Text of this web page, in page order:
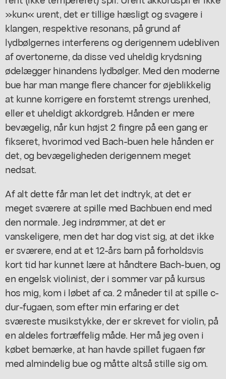
»kun« urent, det er tillige hæsligt og svagere i
klangen, respektive resonans, på grund af
lydbølgernes interferens og derigennem udebliven
af overtonerne, da disse ved uheldig krydsning
ødelægger hinandens lydbølger. Med den moderne
bue har man mange flere chancer for øjeblikkelig
at kunne korrigere en forstemt strengs urenhed,
eller et uheldigt akkordgreb. Hånden er mere
bevægelig, når kun højst 2 fingre på een gang er
fikseret, hvorimod ved Bach-buen hele hånden er
det, og bevægeligheden derigennem meget
nedsat.
Af alt dette får man let det indtryk, at det er
meget sværere at spille med Bachbuen end med
den normale. Jeg indrømmer, at det er
vanskeligere, men det har dog vist sig, at det ikke
er sværere, end at et 12-års barn på forholdsvis
kort tid har kunnet lære at håndtere Bach-buen, og
en engelsk violinist, der i sommer var på kursus
hos mig, kom i løbet af ca. 2 måneder til at spille c-
dur-fugaen, som efter min erfaring er det
sværeste musikstykke, der er skrevet for violin, på
en aldeles fortræffelig måde. Her må jeg oven i
købet bemærke, at han havde spillet fugaen før
med almindelig bue og måtte altså stille sig om.